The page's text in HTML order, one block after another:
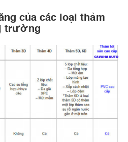
của các loại thảm
trường